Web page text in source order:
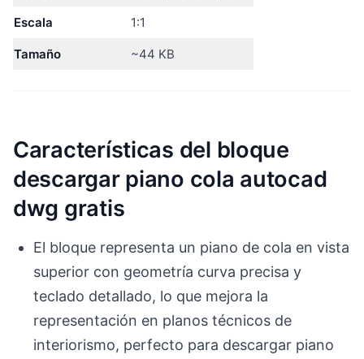
Escala 1:1
Tamaño ~44 KB
Características del bloque
descargar piano cola autocad
dwg gratis
El bloque representa un piano de cola en vista
superior con geometría curva precisa y
teclado detallado, lo que mejora la
representación en planos técnicos de
interiorismo, perfecto para descargar piano